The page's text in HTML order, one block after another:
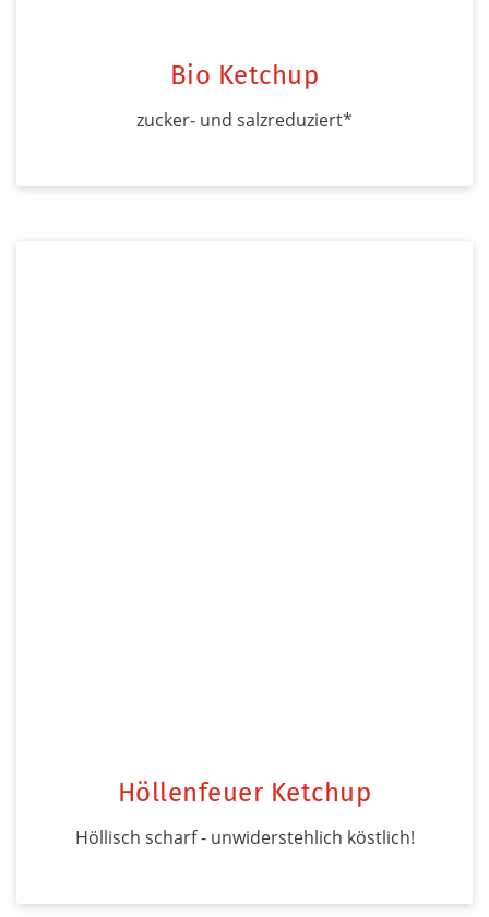
Bio Ketchup
zucker- und salzreduziert*
Höllenfeuer Ketchup
Höllisch scharf - unwiderstehlich köstlich!